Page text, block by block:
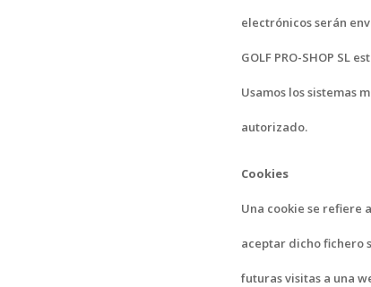
electrónicos serán
GOLF PRO-SHOP
Usamos los sistemas
autorizado.
Cookies
Una cookie se refiere
aceptar dicho fichero
futuras visitas a una